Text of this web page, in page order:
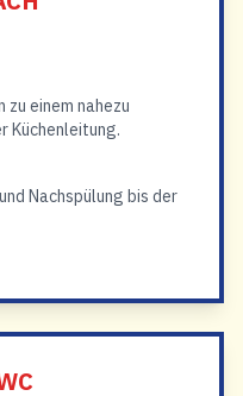
einem nahezu
Küchenleitung.
Nachspülung bis der